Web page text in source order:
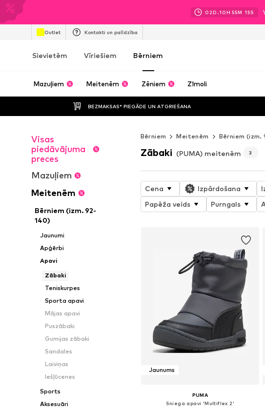
02D.10H 55M 14S
Outlet Kontakti un palīdzība
Sievietēm Vīriešiem Bērniem
Mazuļiem Meitenēm Zēniem Zīmoli
BEZMAKSAS* PIEGĀDE UN ATGRIEŠANA
Visas
piedāvājuma
preces
Mazuļiem
Meitenēm
Bērniem (izm. 92-
140)
Jaunumi
Apģērbi
Apavi
Zābaki
Teniskurpes
Sporta apavi
Mājas apavi
Puszābaki
Gumijas zābaki
Sandales
Laiviņas
Iešļūcenes
Sports
Aksesuāri
Bērniem Meitenēm Bērniem (izm.
Zābaki (PUMA) meitenēm 3
Cena Izpārdošana
Papēža veids
Purngals
Jaunums
PUMA
Sniega apavi 'Multiflex 2'